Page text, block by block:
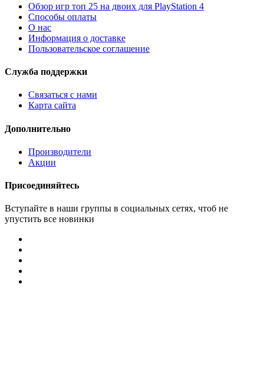
Обзор игр топ 25 на двоих для PlayStation 4
Способы оплаты
О нас
Информация о доставке
Пользовательское соглашение
Служба поддержки
Связаться с нами
Карта сайта
Дополнительно
Производители
Акции
Присоединяйтесь
Вступайте в наши группы в социальных сетях, чтоб не
упустить все новинки